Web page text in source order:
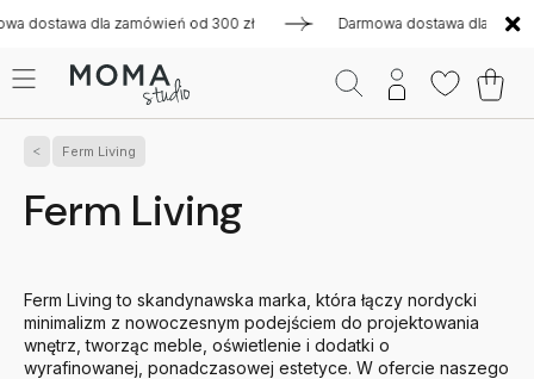
zamówień od 300 zł Darmowa dostawa dla zamówień od
Ferm Living
Ferm Living
Ferm Living to skandynawska marka, która łączy nordycki
minimalizm z nowoczesnym podejściem do projektowania
wnętrz, tworząc meble, oświetlenie i dodatki o
wyrafinowanej, ponadczasowej estetyce. W ofercie naszego